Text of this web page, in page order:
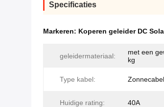
Specificaties
Markeren: Koperen geleider DC
geleidermateriaal:
met een
kg
Type kabel: Zonnecabel
Huidige rating: 40A